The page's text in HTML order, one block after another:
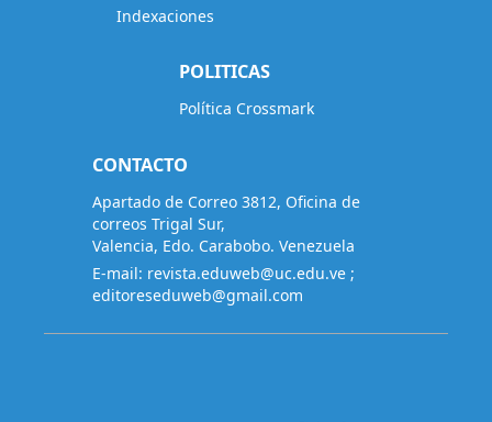
Indexaciones
POLITICAS
Política Crossmark
CONTACTO
Apartado de Correo 3812, Oficina de
correos Trigal Sur,
Valencia, Edo. Carabobo. Venezuela
E-mail: revista.eduweb@uc.edu.ve ;
editoreseduweb@gmail.com